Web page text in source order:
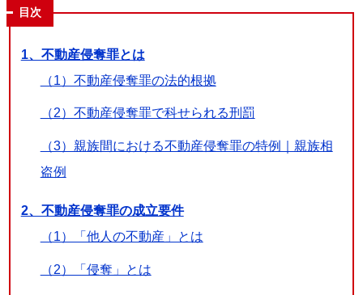
目次
1、不動産侵奪罪とは
（1）不動産侵奪罪の法的根拠
（2）不動産侵奪罪で科せられる刑罰
（3）親族間における不動産侵奪罪の特例｜親族相
盗例
2、不動産侵奪罪の成立要件
（1）「他人の不動産」とは
（2）「侵奪」とは